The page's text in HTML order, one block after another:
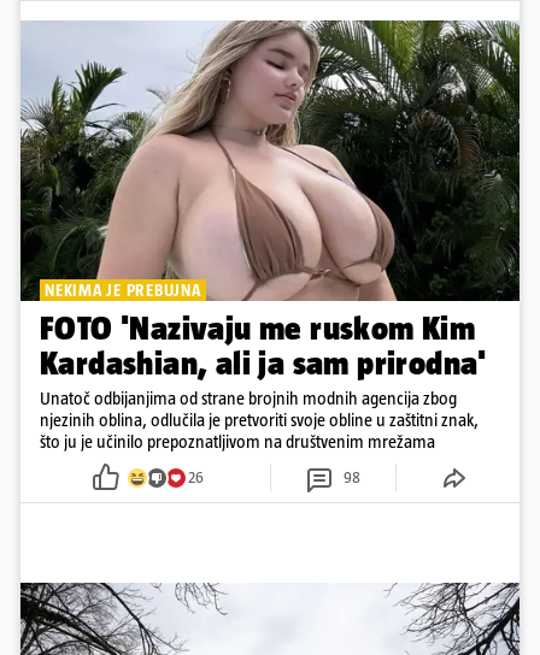
NEKIMA JE PREBUJNA
FOTO 'Nazivaju me ruskom Kim
Kardashian, ali ja sam prirodna'
Unatoč odbijanjima od strane brojnih modnih agencija zbog
njezinih oblina, odlučila je pretvoriti svoje obline u zaštitni znak,
što ju je učinilo prepoznatljivom na društvenim mrežama
26 98